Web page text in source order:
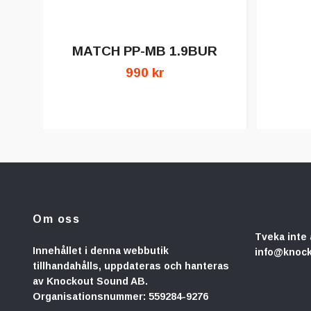
MATCH PP-MB 1.9BUR
990 kr
Om oss
Innehållet i denna webbutik
tillhandahålls, uppdateras och hanteras
av Knockout Sound AB.
Organisationsnummer: 559284-9276
Tveka inte